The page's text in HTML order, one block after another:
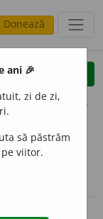
Donează
clear
opțiuni
declinări
ani 🎉
zi de zi,
să păstrăm
viitor.